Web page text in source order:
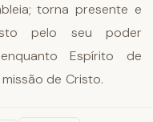
torna presente e
pelo seu poder
Espírito de
de Cristo.